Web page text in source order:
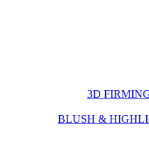
3D
BLUSH &